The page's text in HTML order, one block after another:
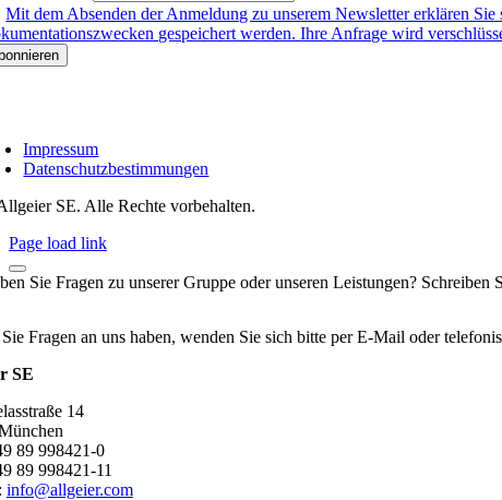
Mit dem Absenden der Anmeldung zu unserem Newsletter erklären
gespeichert werden. Ihre Anfrage wird
Impressum
Datenschutzbestimmungen
SE. Alle Rechte vorbehalten.
Page load link
Sie Fragen zu unserer Gruppe oder unseren Leistungen? Schreiben
Fragen an uns haben, wenden Sie sich bitte per E-Mail oder
SE
14
89 998421-0
89 998421-11
info@allgeier.com